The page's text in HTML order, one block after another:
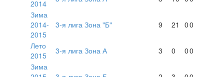
2014
Зима
2014-
2015
3-я лига Зона "Б" 9 21 00
Лето
2015
3-я лига Зона А 3 0 00
Зима